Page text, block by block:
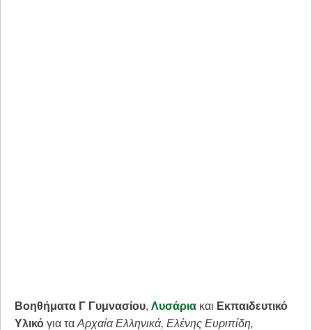
Βοηθήματα Γ Γυμνασίου, Λυσάρια και Εκπαιδευτικό
Υλικό για τα Αρχαία Ελληνικά, Ελένης Ευριπίδη,